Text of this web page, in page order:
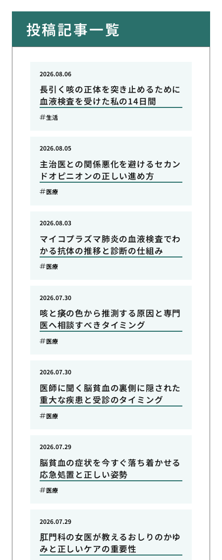
投稿記事一覧
長引く咳の正体を突き止めるために
血液検査を受けた私の14日間
2026.08.06
生活
主治医との関係悪化を避けるセカン
ドオピニオンの正しい進め方
2026.08.05
医療
マイコプラズマ肺炎の血液検査でわ
かる抗体の推移と診断の仕組み
2026.08.03
医療
咳と痰の色から推測する原因と専門
医へ相談すべきタイミング
2026.07.30
医療
医師に聞く脳貧血の裏側に隠された
重大な疾患と受診のタイミング
2026.07.30
医療
脳貧血の症状を今すぐ落ち着かせる
応急処置と正しい姿勢
2026.07.29
医療
肛門科の女医が教えるおしりのかゆ
みと正しいケアの重要性
2026.07.29